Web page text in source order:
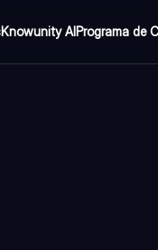
Knowunity AIPrograma de